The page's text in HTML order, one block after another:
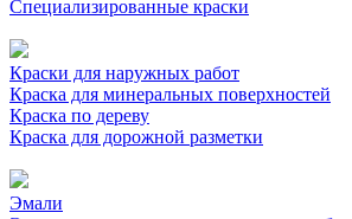
Специализированные краски
Краски для наружных работ
Краска для минеральных поверхностей
Краска по дереву
Краска для дорожной разметки
Эмали